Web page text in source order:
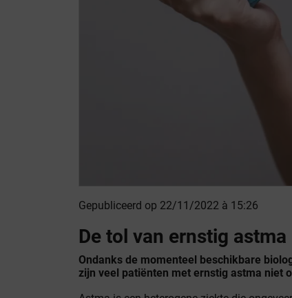
Gepubliceerd op 22/11/2022 à 15:26
De tol van ernstig astma
Ondanks de momenteel beschikbare
zijn veel patiënten met ernstig astma niet